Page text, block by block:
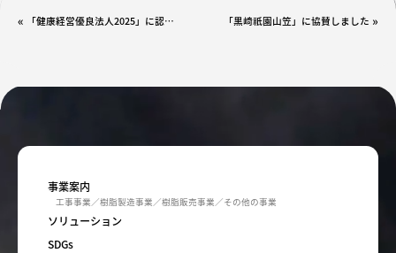
« 「健康経営優良法人2025」に認定されました 「黒崎祇園山笠」に協賛しました »
事業案内
工事事業 樹脂製造事業 樹脂販売事業 その他の事業
ソリューション
SDGs